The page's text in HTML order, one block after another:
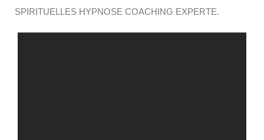
SPIRITUELLES HYPNOSE COACHING EXPERTE.